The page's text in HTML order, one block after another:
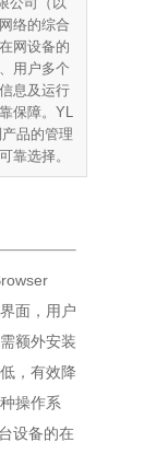
络的综合
网设备的
用户多个
息及运行
保障。YL
品的管理
靠选择。
面，用户
额外安装
，有效降
操作系
设备的在